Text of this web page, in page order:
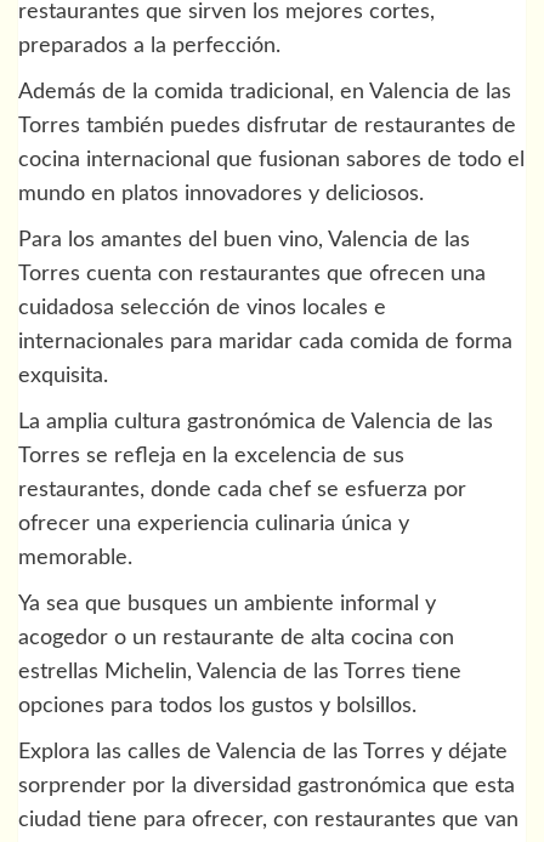
restaurantes que sirven los mejores cortes,
preparados a la perfección.
Además de la comida tradicional, en Valencia de las
Torres también puedes disfrutar de restaurantes de
cocina internacional que fusionan sabores de todo el
mundo en platos innovadores y deliciosos.
Para los amantes del buen vino, Valencia de las
Torres cuenta con restaurantes que ofrecen una
cuidadosa selección de vinos locales e
internacionales para maridar cada comida de forma
exquisita.
La amplia cultura gastronómica de Valencia de las
Torres se refleja en la excelencia de sus
restaurantes, donde cada chef se esfuerza por
ofrecer una experiencia culinaria única y
memorable.
Ya sea que busques un ambiente informal y
acogedor o un restaurante de alta cocina con
estrellas Michelin, Valencia de las Torres tiene
opciones para todos los gustos y bolsillos.
Explora las calles de Valencia de las Torres y déjate
sorprender por la diversidad gastronómica que esta
ciudad tiene para ofrecer, con restaurantes que van